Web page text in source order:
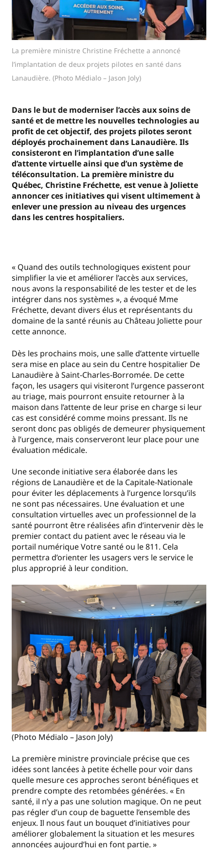
La première ministre Christine Fréchette a annoncé
l’implantation de deux projets pilotes en santé dans
Lanaudière. (Photo Médialo – Jason Joly)
Dans le but de moderniser l’accès aux soins de
santé et de mettre les nouvelles technologies au
profit de cet objectif, des projets pilotes seront
déployés prochainement dans Lanaudière. Ils
consisteront en l’implantation d’une salle
d’attente virtuelle ainsi que d’un système de
téléconsultation. La première ministre du
Québec, Christine Fréchette, est venue à Joliette
annoncer ces initiatives qui visent ultimement à
enlever une pression au niveau des urgences
dans les centres hospitaliers.
« Quand des outils technologiques existent pour
simplifier la vie et améliorer l’accès aux services,
nous avons la responsabilité de les tester et de les
intégrer dans nos systèmes », a évoqué Mme
Fréchette, devant divers élus et représentants du
domaine de la santé réunis au Château Joliette pour
cette annonce.
Dès les prochains mois, une salle d’attente virtuelle
sera mise en place au sein du Centre hospitalier De
Lanaudière à Saint-Charles-Borromée. De cette
façon, les usagers qui visiteront l’urgence passeront
au triage, mais pourront ensuite retourner à la
maison dans l’attente de leur prise en charge si leur
cas est considéré comme moins pressant. Ils ne
seront donc pas obligés de demeurer physiquement
à l’urgence, mais conserveront leur place pour une
évaluation médicale.
Une seconde initiative sera élaborée dans les
régions de Lanaudière et de la Capitale-Nationale
pour éviter les déplacements à l’urgence lorsqu’ils
ne sont pas nécessaires. Une évaluation et une
consultation virtuelles avec un professionnel de la
santé pourront être réalisées afin d’intervenir dès le
premier contact du patient avec le réseau via le
portail numérique Votre santé ou le 811. Cela
permettra d’orienter les usagers vers le service le
plus approprié à leur condition.
(Photo Médialo – Jason Joly)
La première ministre provinciale précise que ces
idées sont lancées à petite échelle pour voir dans
quelle mesure ces approches seront bénéfiques et
prendre compte des retombées générées. « En
santé, il n’y a pas une solution magique. On ne peut
pas régler d’un coup de baguette l’ensemble des
enjeux. Il nous faut un bouquet d’initiatives pour
améliorer globalement la situation et les mesures
annoncées aujourd’hui en font partie. »